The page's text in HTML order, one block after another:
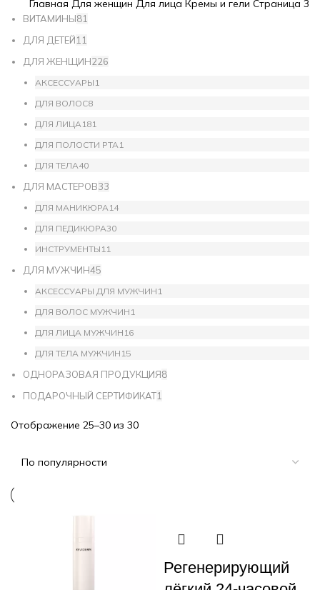
Главная Для женщин Для лица Кремы и гели Страница 3
ВИТАМИНЫ81
ДЛЯ ДЕТЕЙ11
ДЛЯ ЖЕНЩИН226
АКСЕССУАРЫ 1
ДЛЯ ВОЛОС8
ДЛЯ ЛИЦА181
ДЛЯ ПОЛОСТИ РТА1
ДЛЯ ТЕЛА40
ДЛЯ МАСТЕРОВ33
ДЛЯ МАНИКЮРА14
ДЛЯ ПЕДИКЮРА30
ИНСТРУМЕНТЫ 11
ДЛЯ МУЖЧИН45
АКСЕССУАРЫ ДЛЯ МУЖЧИН 1
ДЛЯ ВОЛОС МУЖЧИН 1
ДЛЯ ЛИЦА МУЖЧИН 16
ДЛЯ ТЕЛА МУЖЧИН 15
ОДНОРАЗОВАЯ ПРОДУКЦИЯ8
ПОДАРОЧНЫЙ СЕРТИФИКАТ1
Отображение 25–30 из 30
Регенерирующий